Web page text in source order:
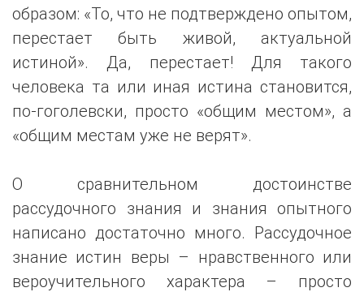
образом: «То, что не подтверждено опытом,
перестает быть живой, актуальной
истиной». Да, перестает! Для такого
человека та или иная истина становится,
по-гоголевски, просто «общим местом», а
«общим местам уже не верят».
О сравнительном достоинстве
рассудочного знания и знания опытного
написано достаточно много. Рассудочное
знание истин веры – нравственного или
вероучительного характера – просто